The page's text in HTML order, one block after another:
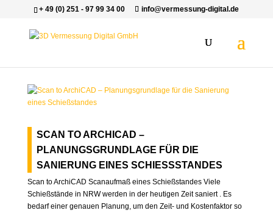
+ 49 (0) 251 - 97 99 34 00 info@vermessung-digital.de
SCAN TO ARCHICAD –
PLANUNGSGRUNDLAGE FÜR DIE
SANIERUNG EINES SCHIESSSTANDES
Scan to ArchiCAD Scanaufmaß eines Schießstandes Viele
Schießstände in NRW werden in der heutigen Zeit saniert . Es
bedarf einer genauen Planung, um den Zeit- und Kostenfaktor so